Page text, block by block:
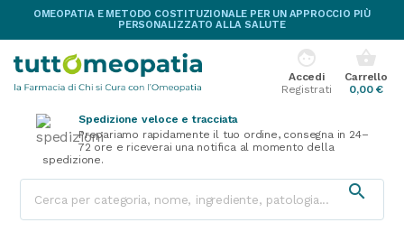
OMEOPATIA E METODO COSTITUZIONALE PER UN APPROCCIO PIÙ
PERSONALIZZATO ALLA SALUTE
shopping_basket
Carrello
0,00 €
face
Accedi
Registrati
Spedizione veloce e tracciata
Prepariamo rapidamente il tuo ordine, consegna in 24–
72 ore e riceverai una notifica al momento della
spedizione.
